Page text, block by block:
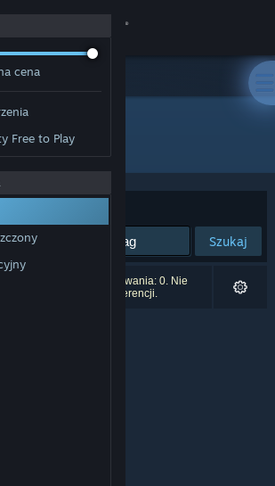
Steam
cena
Free to Play
Szukaj
do twojego wyszukiwania: 0. Nie
na podstawie twoich preferencji.